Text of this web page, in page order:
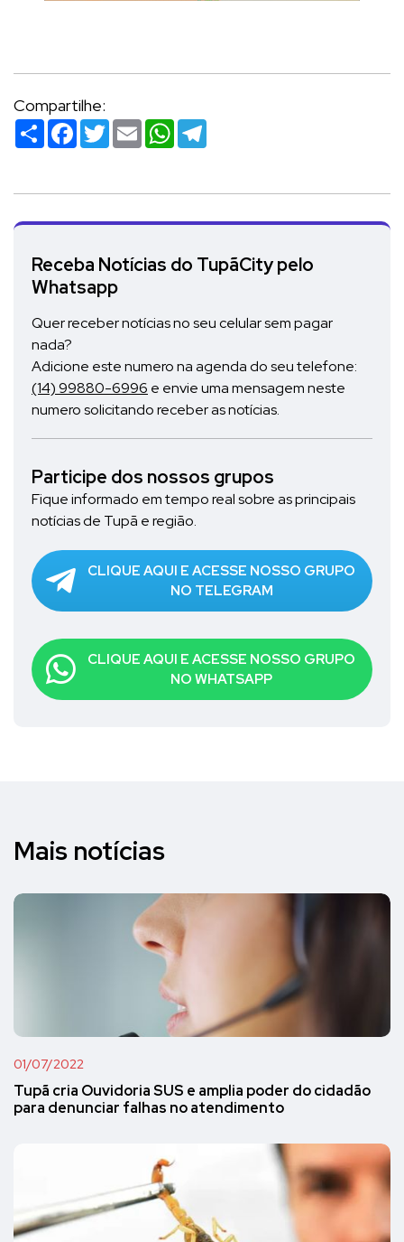
Compartilhe:
Compartilhar
Facebook
TwitterEmailWhatsApp
Receba Notícias do TupãCity pelo
Whatsapp
Quer receber notícias no seu celular sem pagar
nada?
Adicione este numero na agenda do seu telefone:
(14) 99880-6996 e envie uma mensagem neste
numero solicitando receber as notícias.
Participe dos nossos grupos
Fique informado em tempo real sobre as principais
notícias de Tupã e região.
CLIQUE AQUI E ACESSE NOSSO GRUPO
NO TELEGRAM
CLIQUE AQUI E ACESSE NOSSO GRUPO
NO WHATSAPP
Mais notícias
01/07/2022
Tupã cria Ouvidoria SUS e amplia poder do cidadão
para denunciar falhas no atendimento